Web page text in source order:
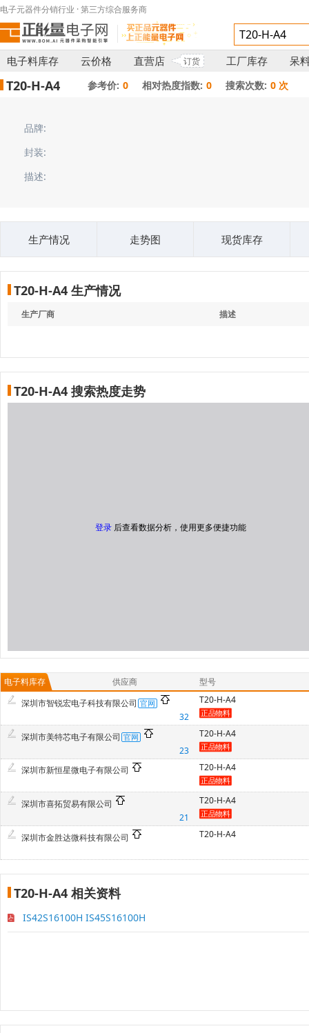
电子元器件分销行业 · 第三方综合服务商
电子料库存 云价格 直营店 订货 工厂库存 呆
T20-H-A4 参考价: 0 相对热度指数: 0 搜索次数: 0 次
品牌:
封装:
描述:
生产情况 走势图 现货库存
T20-H-A4 生产情况
生产厂商 描述
T20-H-A4 搜索热度走势
登录 后查看数据分析，使用更多便捷功能
电子料库存 供应商
型号
深圳市智锐宏电子科技有限公司
32
T20-H-A4
深圳市美特芯电子有限公司
23
T20-H-A4
深圳市新恒星微电子有限公司 T20-H-A4
深圳市喜拓贸易有限公司
21
T20-H-A4
深圳市金胜达微科技有限公司 T20-H-A4
T20-H-A4 相关资料
IS42S16100H IS45S16100H